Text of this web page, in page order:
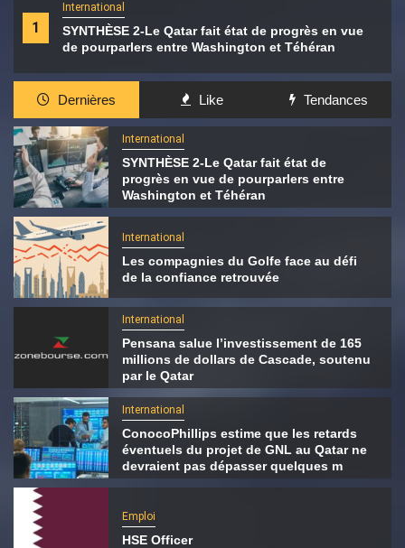
1
International
SYNTHÈSE 2-Le Qatar fait état de progrès en vue
de pourparlers entre Washington et Téhéran
Dernières Like Tendances
International
SYNTHÈSE 2-Le Qatar fait état de
progrès en vue de pourparlers entre
Washington et Téhéran
International
Les compagnies du Golfe face au défi
de la confiance retrouvée
International
Pensana salue l’investissement de 165
millions de dollars de Cascade, soutenu
par le Qatar
International
ConocoPhillips estime que les retards
éventuels du projet de GNL au Qatar ne
devraient pas dépasser quelques m
Emploi
HSE Officer